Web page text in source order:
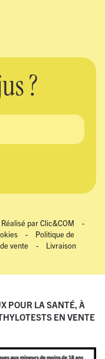
?
parClic&COM
-
-
Politique de
vente - Livraison
POUR LA SANTÉ, À
EN VENTE